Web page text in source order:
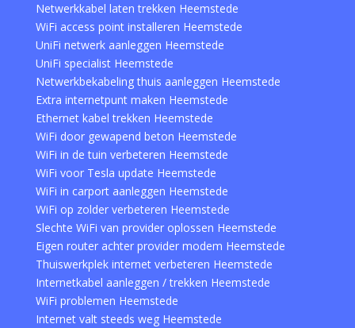
Netwerkkabel laten trekken Heemstede
WiFi access point installeren Heemstede
UniFi netwerk aanleggen Heemstede
UniFi specialist Heemstede
Netwerkbekabeling thuis aanleggen Heemstede
Extra internetpunt maken Heemstede
Ethernet kabel trekken Heemstede
WiFi door gewapend beton Heemstede
WiFi in de tuin verbeteren Heemstede
WiFi voor Tesla update Heemstede
WiFi in carport aanleggen Heemstede
WiFi op zolder verbeteren Heemstede
Slechte WiFi van provider oplossen Heemstede
Eigen router achter provider modem Heemstede
Thuiswerkplek internet verbeteren Heemstede
Internetkabel aanleggen / trekken Heemstede
WiFi problemen Heemstede
Internet valt steeds weg Heemstede